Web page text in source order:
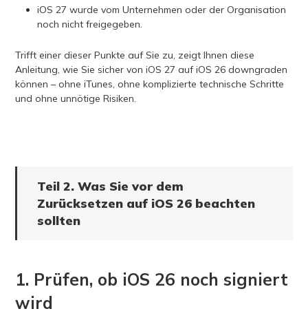
iOS 27 wurde vom Unternehmen oder der Organisation
noch nicht freigegeben.
Trifft einer dieser Punkte auf Sie zu, zeigt Ihnen diese
Anleitung, wie Sie sicher von iOS 27 auf iOS 26 downgraden
können – ohne iTunes, ohne komplizierte technische Schritte
und ohne unnötige Risiken.
Teil 2. Was Sie vor dem
Zurücksetzen auf iOS 26 beachten
sollten
1. Prüfen, ob iOS 26 noch signiert
wird